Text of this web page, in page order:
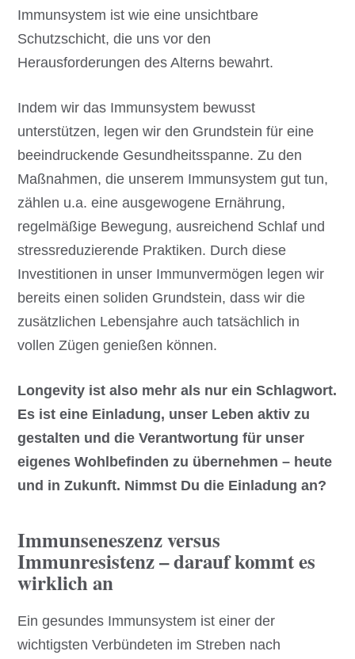
Immunsystem ist wie eine unsichtbare
Schutzschicht, die uns vor den
Herausforderungen des Alterns bewahrt.
Indem wir das Immunsystem bewusst
unterstützen, legen wir den Grundstein für eine
beeindruckende Gesundheitsspanne. Zu den
Maßnahmen, die unserem Immunsystem gut tun,
zählen u.a. eine ausgewogene Ernährung,
regelmäßige Bewegung, ausreichend Schlaf und
stressreduzierende Praktiken. Durch diese
Investitionen in unser Immunvermögen legen wir
bereits einen soliden Grundstein, dass wir die
zusätzlichen Lebensjahre auch tatsächlich in
vollen Zügen genießen können.
Longevity ist also mehr als nur ein Schlagwort.
Es ist eine Einladung, unser Leben aktiv zu
gestalten und die Verantwortung für unser
eigenes Wohlbefinden zu übernehmen – heute
und in Zukunft. Nimmst Du die Einladung an?
Immunseneszenz versus
Immunresistenz – darauf kommt es
wirklich an
Ein gesundes Immunsystem ist einer der
wichtigsten Verbündeten im Streben nach